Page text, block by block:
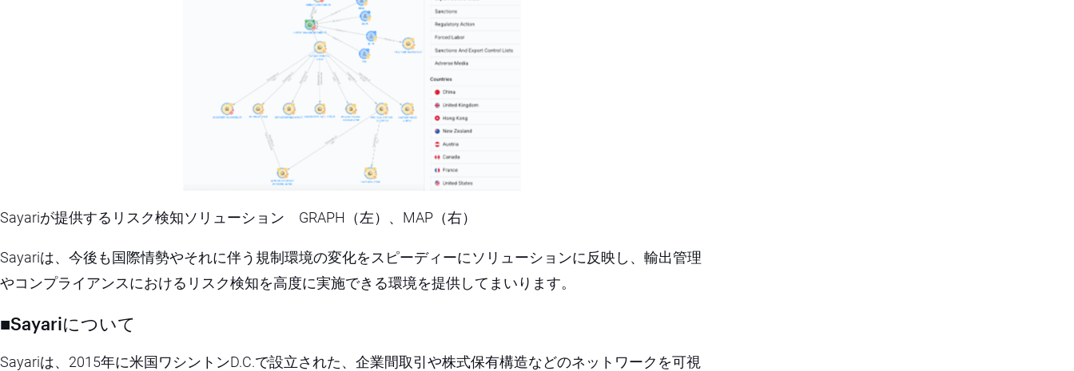
Sayariが提供するリスク検知ソリューション GRAPH（左）、MAP（右）
Sayariは、今後も国際情勢やそれに伴う規制環境の変化をスピーディーにソリューションに反映し、輸出管理
やコンプライアンスにおけるリスク検知を高度に実施できる環境を提供してまいります。
■Sayariについて
Sayariは、2015年に米国ワシントンD.C.で設立された、企業間取引や株式保有構造などのネットワークを可視